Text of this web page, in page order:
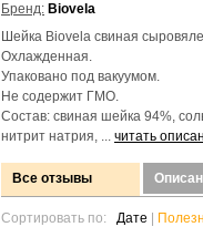
Бренд: Biovela
Шейка Biovela свиная
Охлажденная.
Упаковано под вакуумом.
Не содержит ГМО.
Состав: свиная шейка 94%,
нитрит натрия, ... читать
Все отзывы
Сортировать по: Дате